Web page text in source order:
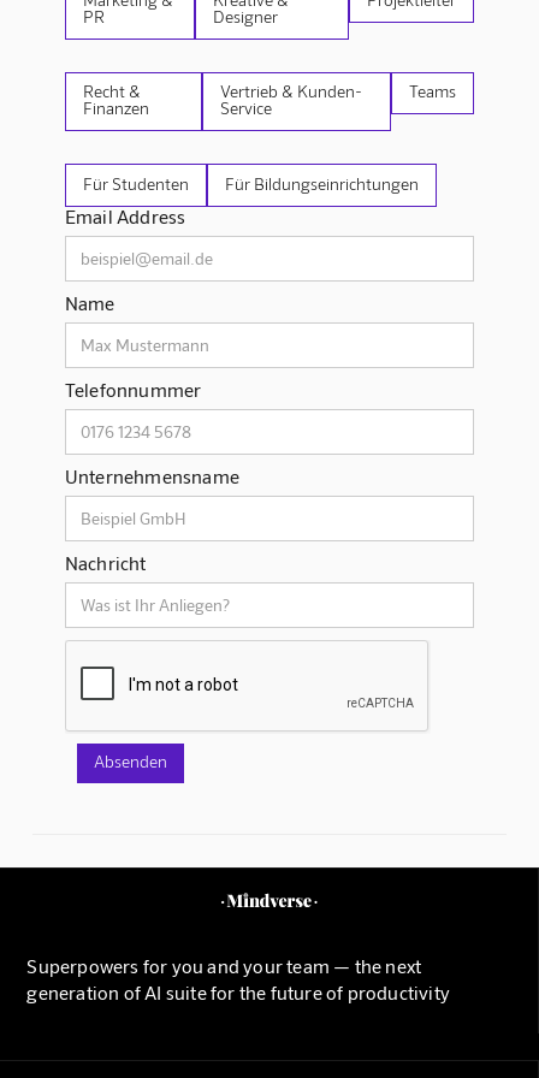
PR
Designer
Recht &
Finanzen
Vertrieb & Kunden-
Service
Teams
Für Studenten Für Bildungseinrichtungen
Email Address
Name
Telefonnummer
Unternehmensname
Nachricht
Superpowers for you and your team — the next
generation of AI suite for the future of productivity